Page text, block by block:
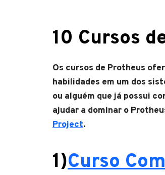
10 Cursos
Os cursos de Protheus
habilidades em um dos
ou alguém que já possui
ajudar a dominar o
Project.
1)Curso